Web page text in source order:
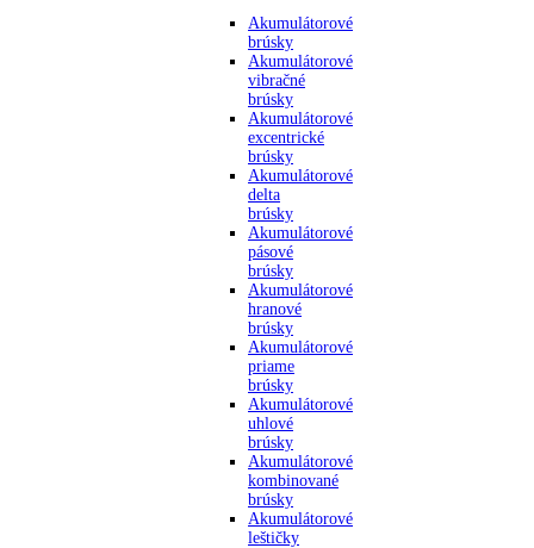
Akumulátorové
brúsky
Akumulátorové
vibračné
brúsky
Akumulátorové
excentrické
brúsky
Akumulátorové
delta
brúsky
Akumulátorové
pásové
brúsky
Akumulátorové
hranové
brúsky
Akumulátorové
priame
brúsky
Akumulátorové
uhlové
brúsky
Akumulátorové
kombinované
brúsky
Akumulátorové
leštičky